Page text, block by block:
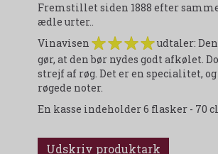
Fremstillet siden 1888 efter
ædle urter..
Vinavisen
udtaler:
gør, at den bør nydes godt afkølet.
strejf af røg. Det er en specialitet,
røgede noter.
En kasse indeholder 6 flasker - 70
Udskriv produktark